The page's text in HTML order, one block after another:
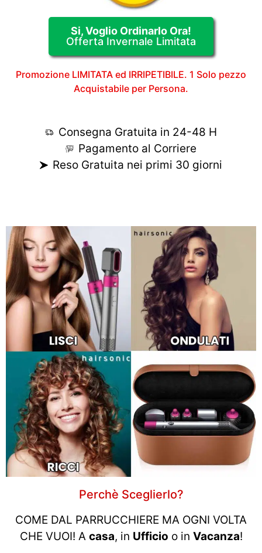
Si, Voglio Ordinarlo Ora!
Offerta Invernale Limitata
Promozione LIMITATA ed IRRIPETIBILE. 1 Solo pezzo
Acquistabile per Persona.
Consegna Gratuita in 24-48 H
Pagamento al Corriere
Reso Gratuita nei primi 30 giorni
Perchè Sceglierlo?
COME DAL PARRUCCHIERE MA OGNI VOLTA
CHE VUOI! A casa, in Ufficio o in Vacanza!